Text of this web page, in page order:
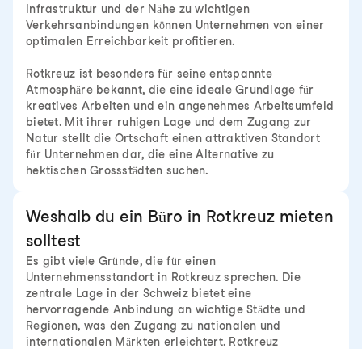
Infrastruktur und der Nähe zu wichtigen
Verkehrsanbindungen können Unternehmen von einer
optimalen Erreichbarkeit profitieren.
Rotkreuz ist besonders für seine entspannte
Atmosphäre bekannt, die eine ideale Grundlage für
kreatives Arbeiten und ein angenehmes Arbeitsumfeld
bietet. Mit ihrer ruhigen Lage und dem Zugang zur
Natur stellt die Ortschaft einen attraktiven Standort
für Unternehmen dar, die eine Alternative zu
hektischen Grossstädten suchen.
Weshalb du ein Büro in Rotkreuz mieten
solltest
Es gibt viele Gründe, die für einen
Unternehmensstandort in Rotkreuz sprechen. Die
zentrale Lage in der Schweiz bietet eine
hervorragende Anbindung an wichtige Städte und
Regionen, was den Zugang zu nationalen und
internationalen Märkten erleichtert. Rotkreuz